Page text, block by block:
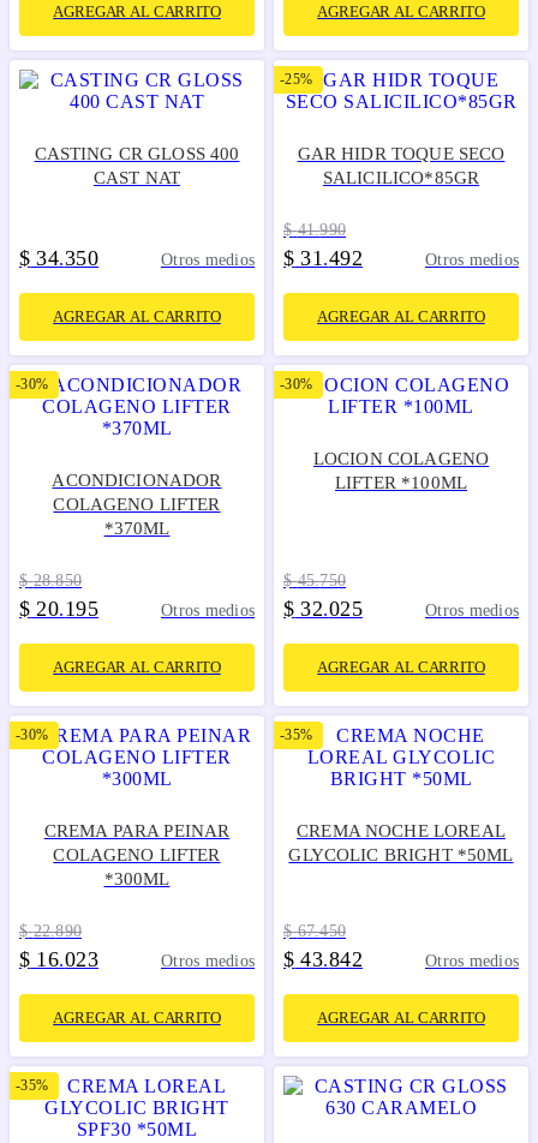
AGREGAR AL CARRITO AGREGAR AL CARRITO
CASTING CR GLOSS 400
CAST NAT
$ 34.350 Otros medios
AGREGAR AL CARRITO
-25%
GAR HIDR TOQUE SECO
SALICILICO*85GR
$ 41.990
$ 31 .492 Otros medios
AGREGAR AL CARRITO
-30%
ACONDICIONADOR
COLAGENO LIFTER
*370ML
$ 28.850
$ 20.195 Otros medios
AGREGAR AL CARRITO
-30%
LOCION COLAGENO
LIFTER *100ML
$ 45.750
$ 32.025 Otros medios
AGREGAR AL CARRITO
-30%
CREMA PARA PEINAR
COLAGENO LIFTER
*300ML
$ 22.890
$ 16.023 Otros medios
AGREGAR AL CARRITO
-35%
CREMA NOCHE LOREAL
GLYCOLIC BRIGHT *50ML
$ 67.450
$ 43.842 Otros medios
AGREGAR AL CARRITO
-35%